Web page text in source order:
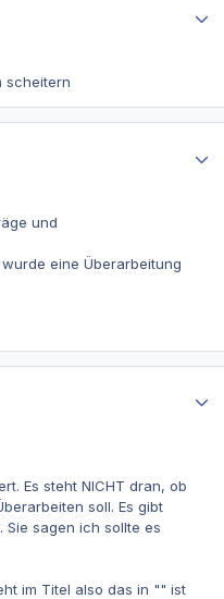
scheitern
und
eine Überarbeitung
Es steht NICHT dran, ob
soll. Es gibt
Sie sagen ich sollte es
im Titel also das in "" ist